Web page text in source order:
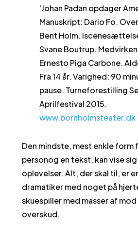
'Johan Padan opdager
Manuskript: Dario Fo.
Bent Holm.
Svane Boutrup.
Ernesto Piga Carbone.
Fra 14 år. Varighed: 90
pause. Turneforestilling
Aprilfestival 2015.
www.bornholmsteater.dk
Den mindste, mest enkle form
personog en tekst, kan vise
oplevelser. Alt, der skal til, er
dramatiker med noget på
skuespiller med masser af
overskud.